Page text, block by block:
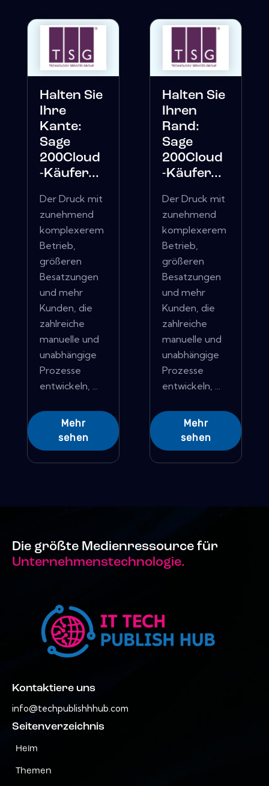
Halten Sie
Ihre
Kante:
Sage
200Cloud
-Käufer...
Der Druck mit
zunehmend
komplexerem
Betrieb,
größeren
Besatzungen
und mehr
Kunden, die
zahlreiche
manuelle und
unabhängige
Prozesse
entwickeln, ...
Mehr
sehen
Halten Sie
Ihren
Rand:
Sage
200Cloud
-Käufer...
Der Druck mit
zunehmend
komplexerem
Betrieb,
größeren
Besatzungen
und mehr
Kunden, die
zahlreiche
manuelle und
unabhängige
Prozesse
entwickeln, ...
Mehr
sehen
Die größte Medienressource für
Unternehmenstechnologie.
Kontaktiere uns
info@techpublishhhub.com
Seitenverzeichnis
Heim
Themen